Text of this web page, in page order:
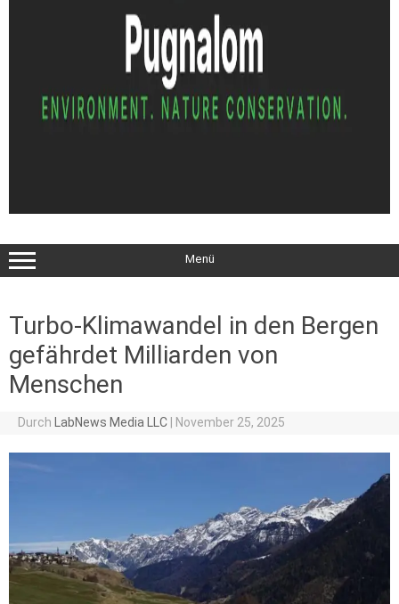
Menü
Turbo-Klimawandel in den Bergen
gefährdet Milliarden von
Menschen
Durch LabNews Media LLC November 25, 2025